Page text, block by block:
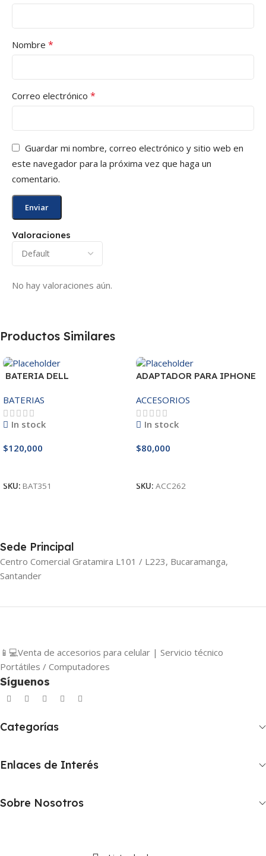
Valoraciones
No hay valoraciones aún.
Nombre *
Correo electrónico *
Guardar mi nombre, correo electrónico y sitio web en
este navegador para la próxima vez que haga un
comentario.
Productos Similares
BATERIA DELL
3521/5421/3425 14.8V
BATERIAS
In stock
$120,000
SKU: BAT351
ADAPTADOR PARA IPHONE
ACCESORIOS
In stock
$80,000
SKU: ACC262
Sede Principal
Centro Comercial Gratamira L101 / L223, Bucaramanga,
Santander
📱💻Venta de accesorios para celular | Servicio técnico
Portátiles / Computadores
Síguenos
Categorías
Enlaces de Interés
Sobre Nosotros